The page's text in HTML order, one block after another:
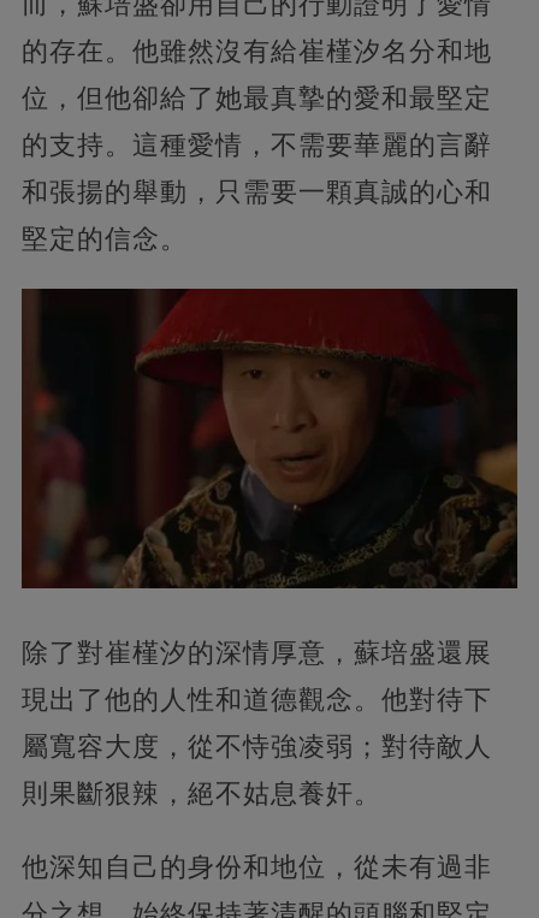
的存在。他雖然沒有給崔槿汐名分和地
位，但他卻給了她最真摯的愛和最堅定
的支持。這種愛情，不需要華麗的言辭
和張揚的舉動，只需要一顆真誠的心和
堅定的信念。
除了對崔槿汐的深情厚意，蘇培盛還展
現出了他的人性和道德觀念。他對待下
屬寬容大度，從不恃強凌弱；對待敵人
則果斷狠辣，絕不姑息養奸。
他深知自己的身份和地位，從未有過非